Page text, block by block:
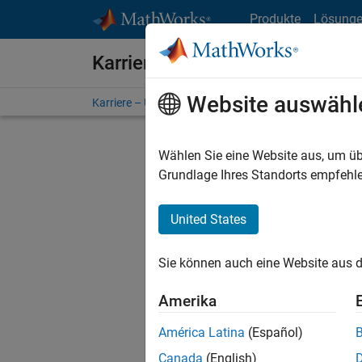
Produkte
Karriere bei MathWorks
Karriere – Übersicht Stellensuche
Stellen
Es
Region
Website
Wählen Sie eine Website aus, um
Grundlage Ihres Standorts
United States
Sie können auch eine Website aus
Amerika
América Latina (Español)
Canada (English)